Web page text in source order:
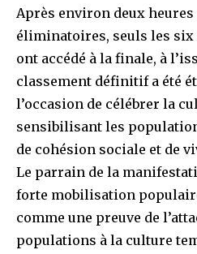
Après environ deux heures
éliminatoires, seuls les
ont accédé à la finale, à
classement définitif a été
l’occasion de célébrer la
sensibilisant les
de cohésion sociale et de
Le parrain de la
forte mobilisation
comme une preuve de
populations à la culture